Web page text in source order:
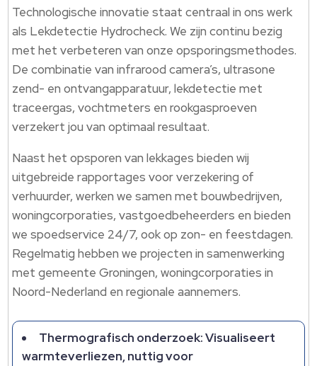
Technologische innovatie staat centraal in ons werk
als Lekdetectie Hydrocheck. We zijn continu bezig
met het verbeteren van onze opsporingsmethodes.
De combinatie van infrarood camera’s, ultrasone
zend- en ontvangapparatuur, lekdetectie met
traceergas, vochtmeters en rookgasproeven
verzekert jou van optimaal resultaat.
Naast het opsporen van lekkages bieden wij
uitgebreide rapportages voor verzekering of
verhuurder, werken we samen met bouwbedrijven,
woningcorporaties, vastgoedbeheerders en bieden
we spoedservice 24/7, ook op zon- en feestdagen.
Regelmatig hebben we projecten in samenwerking
met gemeente Groningen, woningcorporaties in
Noord-Nederland en regionale aannemers.
Thermografisch onderzoek: Visualiseert
warmteverliezen, nuttig voor